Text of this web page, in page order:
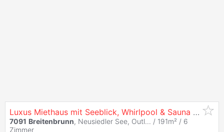
Luxus Miethaus mit Seeblick, Whirlpool & Sauna | voll möbliert | Nähe Wien
7091 Breitenbrunn, Neusiedler See, Outl... / 191m² / 6
Zimmer